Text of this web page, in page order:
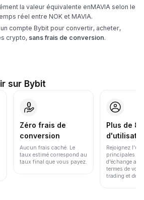
la valeur équivalente enMAVIA selon le
réel entre NOK et MAVIA.
compte Bybit pour convertir, acheter,
crypto, sans frais de conversion.
sur Bybit
Zéro frais de
conversion
Aucun frais caché. Le
taux estimé correspond au
taux final que vous payez.
Plus de
Rejoignez
principales
d'échange au
termes de
trading et de